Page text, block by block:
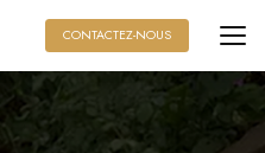
CONTACTEZ-NOUS